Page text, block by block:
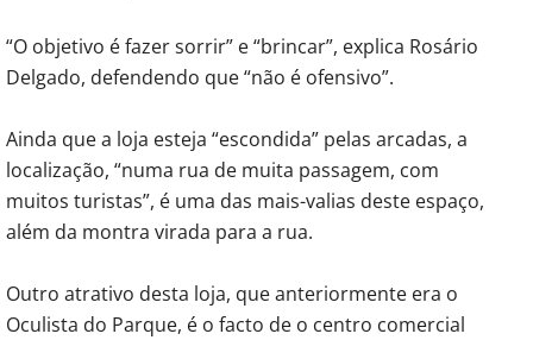
“O objetivo é fazer sorrir” e “brincar”, explica Rosário
Delgado, defendendo que “não é ofensivo”.
Ainda que a loja esteja “escondida” pelas arcadas, a
localização, “numa rua de muita passagem, com
muitos turistas”, é uma das mais-valias deste espaço,
além da montra virada para a rua.
Outro atrativo desta loja, que anteriormente era o
Oculista do Parque, é o facto de o centro comercial